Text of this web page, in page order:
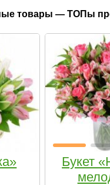
товары — ТОПы
Букет